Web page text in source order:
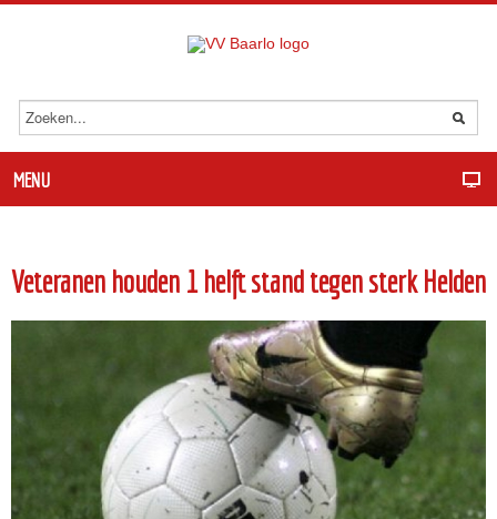
MENU
Veteranen houden 1 helft stand tegen sterk Helden